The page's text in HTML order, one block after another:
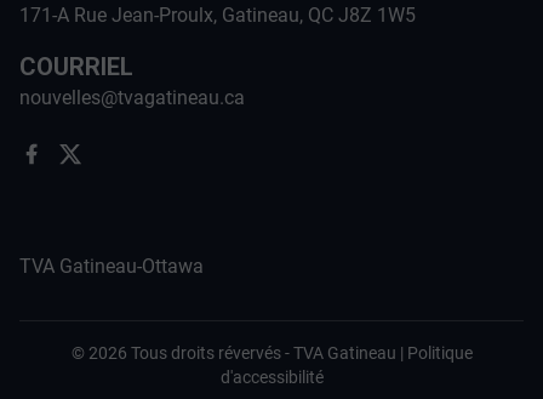
171-A Rue Jean-Proulx, Gatineau, QC J8Z 1W5
COURRIEL
nouvelles@tvagatineau.ca
TVA Gatineau-Ottawa
© 2026 Tous droits révervés -TVA Gatineau | Politique
d'accessibilité